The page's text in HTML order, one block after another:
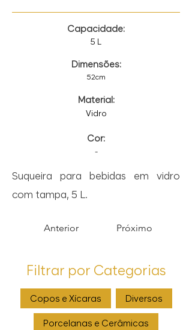
Capacidade:
5 L
Dimensões:
52cm
Material:
Vidro
Cor:
-
Suqueira para bebidas em vidro
com tampa, 5 L.
Anterior Próximo
Filtrar por Categorias
Copos e Xícaras Diversos
Porcelanas e Cerâmicas